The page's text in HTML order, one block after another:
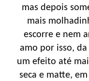
mas depois
mais
escorre e nem
amo por isso,
um efeito até
seca e matte,